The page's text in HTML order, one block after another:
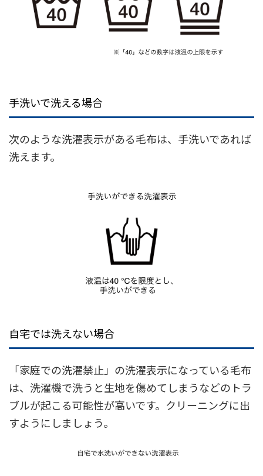
手洗いで洗える場合
次のような洗濯表示がある毛布は、手洗いであれば
洗えます。
自宅では洗えない場合
「家庭での洗濯禁止」の洗濯表示になっている毛布
は、洗濯機で洗うと生地を傷めてしまうなどのトラ
ブルが起こる可能性が高いです。クリーニングに出
すようにしましょう。